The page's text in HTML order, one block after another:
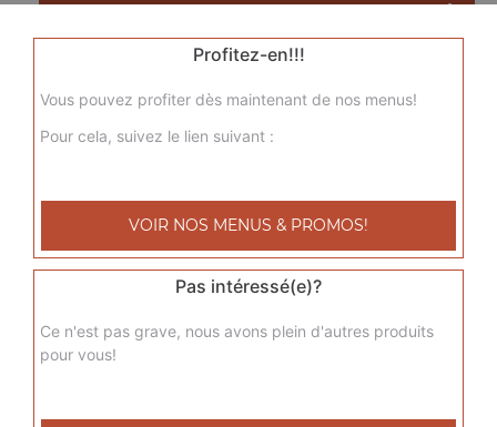
7.50€
Profitez-en!!!
Vous pouvez profiter dès maintenant de nos menus!
Pour cela, suivez le lien suivant :
VOIR NOS MENUS & PROMOS!
Pas intéressé(e)?
Ce n'est pas grave, nous avons plein d'autres produits
pour vous!